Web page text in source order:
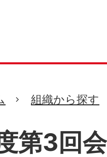
組織から探す
第3回